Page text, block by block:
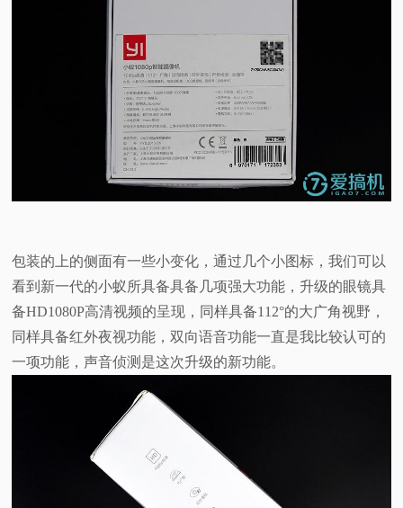
包装的上的侧面有一些小变化，通过几个小图标，我们可以
看到新一代的小蚁所具备具备几项强大功能，升级的眼镜具
备HD1080P高清视频的呈现，同样具备112°的大广角视野，
同样具备红外夜视功能，双向语音功能一直是我比较认可的
一项功能，声音侦测是这次升级的新功能。